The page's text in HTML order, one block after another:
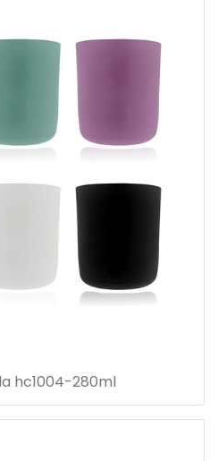
hc1004-280ml